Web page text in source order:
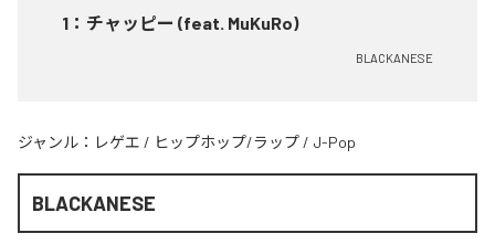
1 ： チャッピー (feat. MuKuRo)
BLACKANESE
ジャンル： レゲエ / ヒップホップ/ラップ / J-Pop
BLACKANESE